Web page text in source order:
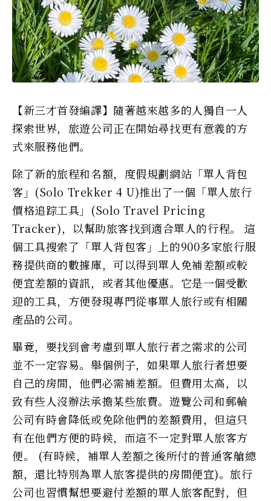
【新三才首發編譯】隨著越來越多的人獨自一人
探索世界，旅遊公司正在開始尋找更有意義的方
式來服務他們。
除了新的旅程和名額，度假規劃網站「單人背包
客」(Solo Trekker 4 U)推出了一個「單人旅行
價格追踪工具」(Solo Travel Pricing
Tracker)，以幫助旅客找到適合單人的行程。 這
個工具搜索了「單人背包客」上的900多家旅行服
務提供商的數據庫，可以得到單人免補差額或較
便宜差額的資訊，或者其他優惠。它是一個受歡
迎的工具，方便發現專門從事單人旅行或有相關
產品的公司。
畢竟，要找到會考慮到單人旅行者之需求的公司
並不一定容易。舉個例子，如果單人旅行者想要
自己的房間，他們必需補差額。但費用太高，以
致有些人沒辦法承擔某些旅費。遊覽公司和郵輪
公司有時會降低或免除他們的差額費用，但這只
有在他們方便的時候，而這不一定對單人旅客方
便。 (有時候，補單人差額之後所付的普通客艙總
額，還比特別為單人旅客提供的房間便宜)。旅行
公司也習慣幫想要避付差額的單人旅客配對，但